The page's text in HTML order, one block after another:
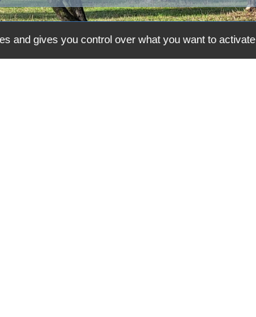
and gives you control over what you want to activate